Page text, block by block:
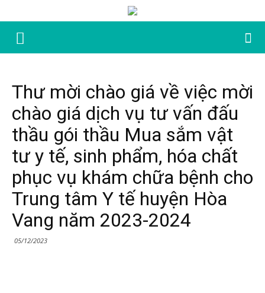
Thư mời chào giá về việc mời
chào giá dịch vụ tư vấn đấu
thầu gói thầu Mua sắm vật
tư y tế, sinh phẩm, hóa chất
phục vụ khám chữa bệnh cho
Trung tâm Y tế huyện Hòa
Vang năm 2023-2024
05/12/2023